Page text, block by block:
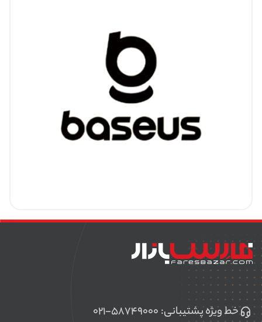
خط ویژه پشتیبانی: ۰۲۱-۵۸۷۴۹۰۰۰